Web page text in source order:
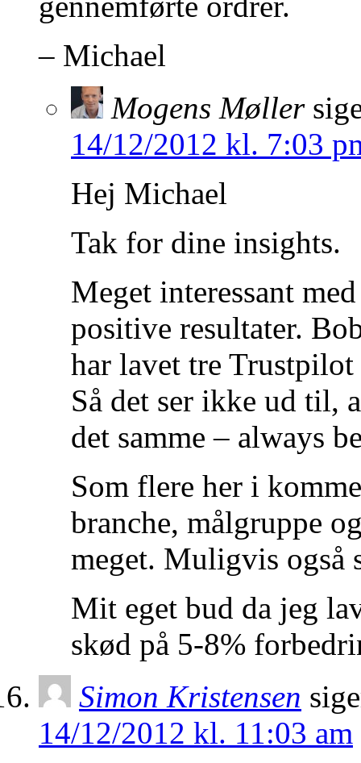
– Michael
Mogens Møller
14/12/2012 kl. 7:03
Hej Michael
Tak for dine insights.
Meget interessant
positive resultater.
har lavet tre Trustpilot
Så det ser ikke ud til,
det samme – always
Som flere her i
branche, målgruppe
meget. Muligvis også
Mit eget bud da jeg
skød på 5-8%
Simon Kristensen
14/12/2012 kl. 11:03 am